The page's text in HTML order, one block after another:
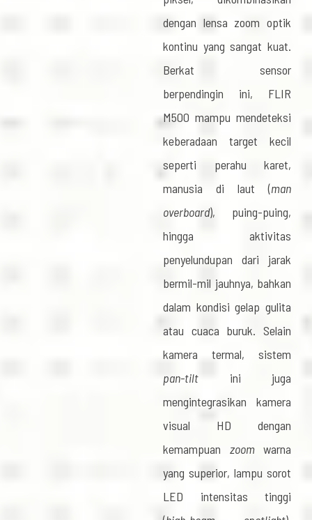
dengan lensa zoom optik
kontinu yang sangat kuat.
Berkat sensor
berpendingin ini, FLIR
M500 mampu mendeteksi
keberadaan target kecil
seperti perahu karet,
manusia di laut (man
overboard), puing-puing,
hingga aktivitas
penyelundupan dari jarak
bermil-mil jauhnya, bahkan
dalam kondisi gelap gulita
atau cuaca buruk. Selain
kamera termal, sistem
pan-tilt ini juga
mengintegrasikan kamera
visual HD dengan
kemampuan zoomwarna
yang superior, lampu sorot
LED intensitas tinggi